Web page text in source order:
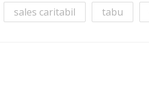
sales caritabil tabu